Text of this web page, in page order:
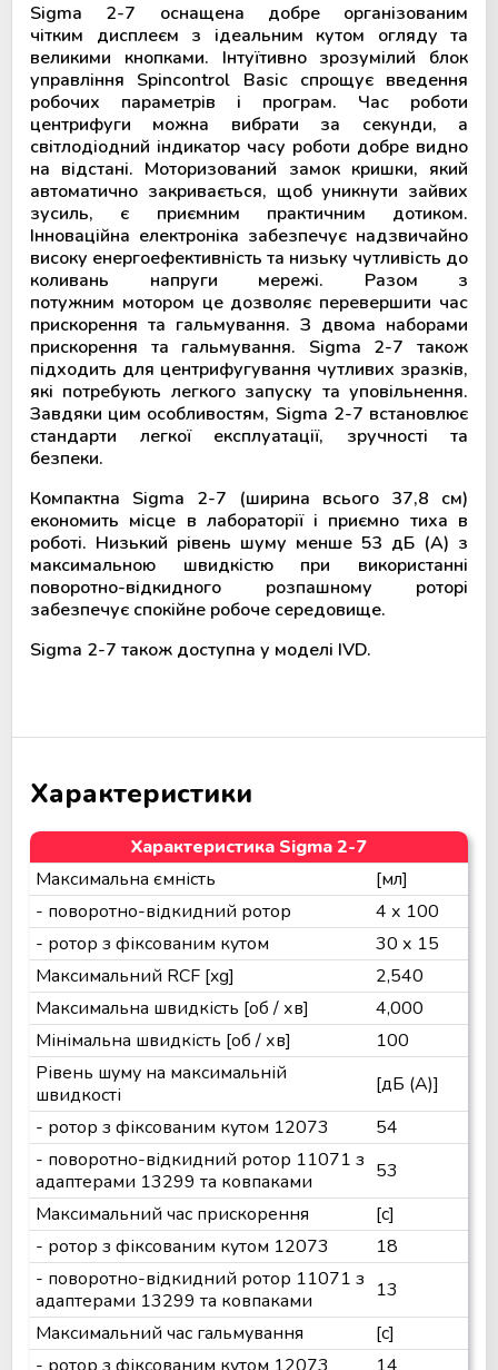
Sigma 2-7 оснащена добре організованим
чітким дисплеєм з ідеальним кутом огляду та
великими кнопками. Інтуїтивно зрозумілий блок
управління Spincontrol Basic спрощує введення
робочих параметрів і програм. Час роботи
центрифуги можна вибрати за секунди, а
світлодіодний індикатор часу роботи добре видно
на відстані. Моторизований замок кришки, який
автоматично закривається, щоб уникнути зайвих
зусиль, є приємним практичним дотиком.
Інноваційна електроніка забезпечує надзвичайно
високу енергоефективність та низьку чутливість до
коливань напруги мережі. Разом з
потужним мотором це дозволяє перевершити час
прискорення та гальмування. З двома наборами
прискорення та гальмування. Sigma 2-7 також
підходить для центрифугування чутливих зразків,
які потребують легкого запуску та уповільнення.
Завдяки цим особливостям, Sigma 2-7 встановлює
стандарти легкої експлуатації, зручності та
безпеки.
Компактна Sigma 2-7 (ширина всього 37,8 см)
економить місце в лабораторії і приємно тиха в
роботі. Низький рівень шуму менше 53 дБ (А) з
максимальною швидкістю при використанні
поворотно-відкидного розпашному роторі
забезпечує спокійне робоче середовище.
Sigma 2-7 також доступна у моделі IVD.
Характеристики
Характеристика Sigma 2-7
Максимальна ємність
[мл]
- поворотно-відкидний ротор
4 х 100
- ротор з фіксованим кутом
30 х 15
Максимальний RCF [xg]
2,540
Максимальна швидкість [об / хв]
4,000
Мінімальна швидкість [об / хв]
100
Рівень шуму на максимальній
швидкості
[дБ (А)]
- ротор з фіксованим кутом 12073
54
- поворотно-відкидний ротор 11071 з
адаптерами 13299 та ковпаками
53
Максимальний час прискорення
[с]
- ротор з фіксованим кутом 12073
18
- поворотно-відкидний ротор 11071 з
адаптерами 13299 та ковпаками
13
Максимальний час гальмування
[с]